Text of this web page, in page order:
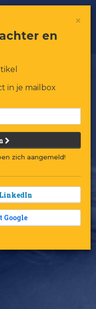
×
en
in je mailbox
zich aangemeld!
LinkedIn
Google